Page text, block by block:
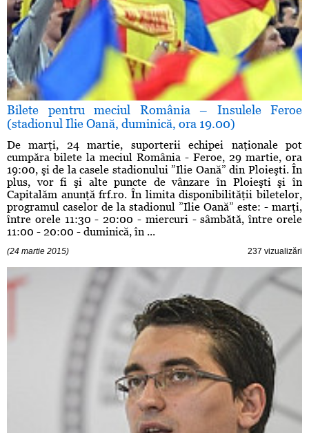
Bilete pentru meciul România – Insulele Feroe
(stadionul Ilie Oană, duminică, ora 19.00)
De marţi, 24 martie, suporterii echipei naţionale pot
cumpăra bilete la meciul România - Feroe, 29 martie, ora
19:00, şi de la casele stadionului ”Ilie Oană” din Ploieşti. În
plus, vor fi şi alte puncte de vânzare în Ploieşti şi în
Capitalăm anunţă frf.ro. În limita disponibilităţii biletelor,
programul caselor de la stadionul ”Ilie Oană” este: - marţi,
între orele 11:30 - 20:00 - miercuri - sâmbătă, între orele
11:00 - 20:00 - duminică, în ...
(24 martie 2015) 237 vizualizări